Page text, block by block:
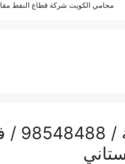
محامي الكويت شركة قطاع النفط
رقم